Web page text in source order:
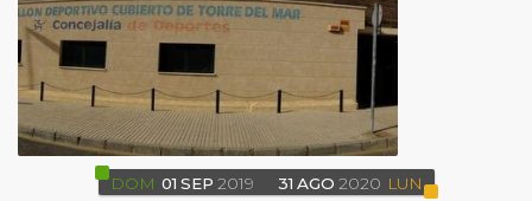
DOM 01 SEP 2019 31 AGO 2020 LUN